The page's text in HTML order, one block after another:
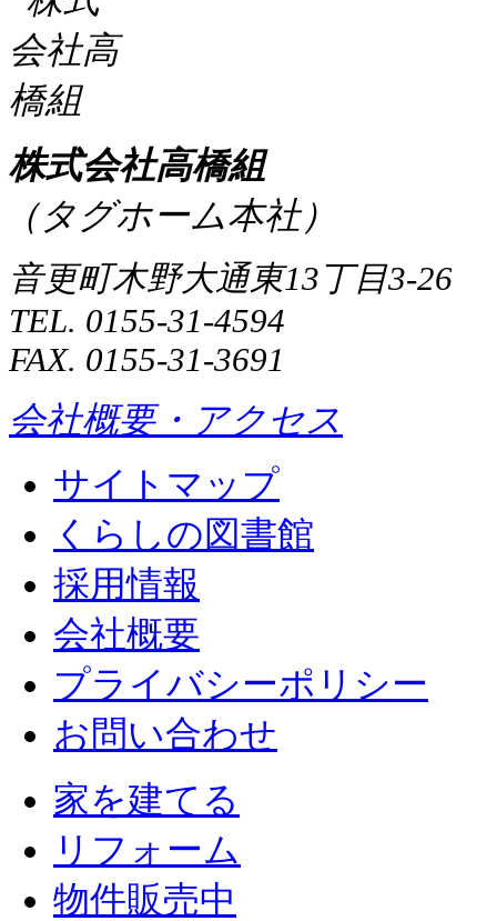
株式会社高橋組
（タグホーム本社）
音更町木野大通東13丁目3-26
TEL. 0155-31-4594
FAX. 0155-31-3691
会社概要・アクセス
サイトマップ
くらしの図書館
採用情報
会社概要
プライバシーポリシー
お問い合わせ
家を建てる
リフォーム
物件販売中